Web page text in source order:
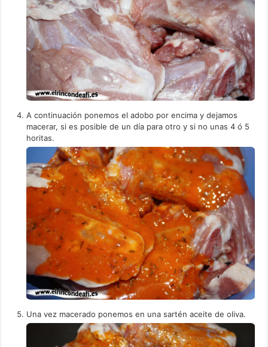
A continuación ponemos el adobo por encima y dejamos
macerar, si es posible de un día para otro y si no unas 4 ó 5
horitas.
Una vez macerado ponemos en una sartén aceite de oliva.